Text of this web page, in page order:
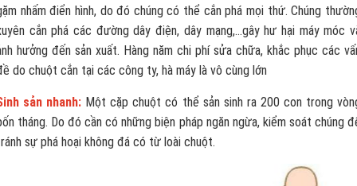
nhấm điển hình, do đó chúng có thể cắn phá mọi thứ. Chúng
cắn phá các đường dây điện, dây mạng,...gây hư hại máy móc
hưởng đến sản xuất. Hàng năm chi phí sửa chữa, khắc phục các
do chuột cắn tại các công ty, hà máy là vô cùng lớn
sản nhanh: Một cặp chuột có thể sản sinh ra 200 con trong
tháng. Do đó cần có những biện pháp ngăn ngừa, kiểm soát chúng
sự phá hoại không đá có từ loài chuột.